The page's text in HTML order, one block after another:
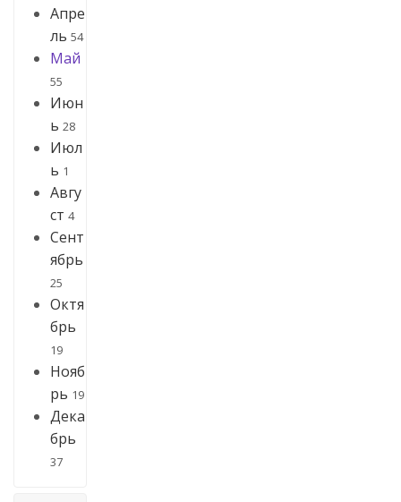
Апре
ль 54
Май
55
Июн
ь 28
Июл
ь 1
Авгу
ст 4
Сент
ябрь
25
Октя
брь
19
Нояб
рь 19
Дека
брь
37